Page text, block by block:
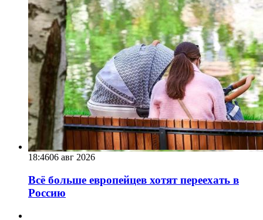
18:4606 авг 2026
Всё больше европейцев хотят переехать в
Россию